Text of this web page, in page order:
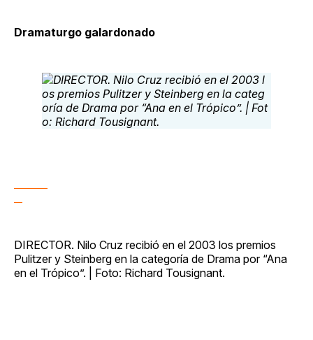
Dramaturgo galardonado
DIRECTOR. Nilo Cruz recibió en el 2003 los premios
Pulitzer y Steinberg en la categoría de Drama por “Ana
en el Trópico”. | Foto: Richard Tousignant.